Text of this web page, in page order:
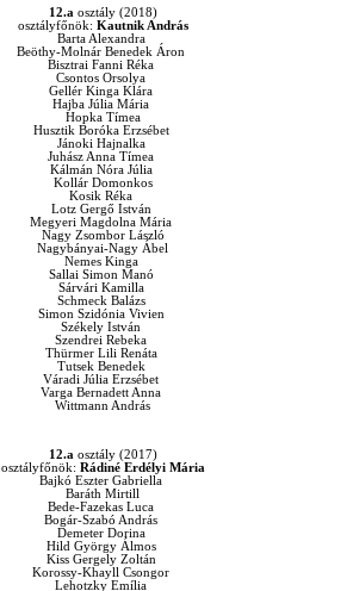
12.a osztály (2018)
osztályfőnök: Kautnik András
Barta Alexandra
Beöthy-Molnár Benedek Áron
Bisztrai Fanni Réka
Csontos Orsolya
Gellér Kinga Klára
Hajba Júlia Mária
Hopka Tímea
Husztik Boróka Erzsébet
Jánoki Hajnalka
Juhász Anna Tímea
Kálmán Nóra Júlia
Kollár Domonkos
Kosik Réka
Lotz Gergő István
Megyeri Magdolna Mária
Nagy Zsombor László
Nagybányai-Nagy Ábel
Nemes Kinga
Sallai Simon Manó
Sárvári Kamilla
Schmeck Balázs
Simon Szidónia Vivien
Székely István
Szendrei Rebeka
Thürmer Lili Renáta
Tutsek Benedek
Váradi Júlia Erzsébet
Varga Bernadett Anna
Wittmann András
12.a osztály (2017)
osztályfőnök: Rádiné Erdélyi Mária
Bajkó Eszter Gabriella
Baráth Mirtill
Bede-Fazekas Luca
Bogár-Szabó András
Demeter Dorina
Hild György Álmos
Kiss Gergely Zoltán
Korossy-Khayll Csongor
Lehotzky Emília